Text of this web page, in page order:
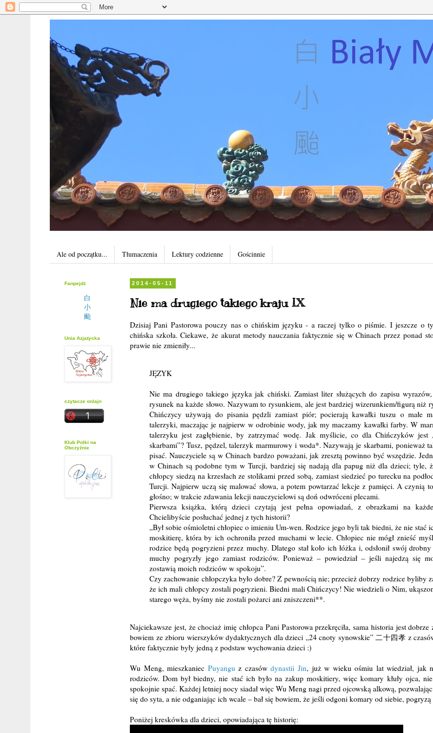
Ale od początku... Tłumaczenia Lektury codzienne Gościnnie
2014-05-11
Nie ma drugiego takiego kraju IX
Dzisiaj Pani Pastorowa pouczy nas o chińskim języku - a raczej tylko o piśmie. I jeszcze o
chińska szkoła. Ciekawe, że akurat metody nauczania faktycznie się w Chinach przez ponad
prawie nie zmieniły...
JĘZYK
Nie ma drugiego takiego języka jak chiński. Zamiast liter służących do zapisu
rysunek na każde słowo. Nazywam to rysunkiem, ale jest bardziej wizerunkiem/figurą niż
Chińczycy używają do pisania pędzli zamiast piór; pocierają kawałki tuszu o małe
talerzyki, maczając je najpierw w odrobinie wody, jak my maczamy kawałki farby. W
talerzyku jest zagłębienie, by zatrzymać wodę. Jak myślicie, co dla Chińczyków jest
skarbami”? Tusz, pędzel, talerzyk marmurowy i woda*. Nazywają je skarbami, ponieważ
pisać. Nauczyciele są w Chinach bardzo poważani, jak zresztą powinno być wszędzie.
w Chinach są podobne tym w Turcji, bardziej się nadają dla papug niż dla dzieci; tyle,
chłopcy siedzą na krzesłach ze stolikami przed sobą, zamiast siedzieć po turecku na
Turcji. Najpierw uczą się malować słowa, a potem powtarzać lekcje z pamięci. A czynią
głośno; w trakcie zdawania lekcji nauczycielowi są doń odwróceni plecami.
Pierwsza książka, którą dzieci czytają jest pełna opowiadań, z obrazkami na
Chcielibyście posłuchać jednej z tych historii?
„Był sobie ośmioletni chłopiec o imieniu Um-wen. Rodzice jego byli tak biedni, że nie stać
moskitierę, która by ich ochroniła przed muchami w lecie. Chłopiec nie mógł znieść
rodzice będą pogryzieni przez muchy. Dlatego stał koło ich łóżka i, odsłonił swój
muchy pogryzły jego zamiast rodziców. Ponieważ – powiedział – jeśli najedzą się
zostawią moich rodziców w spokoju”.
Czy zachowanie chłopczyka było dobre? Z pewnością nie; przecież dobrzy rodzice byliby
że ich mali chłopcy zostali pogryzieni. Biedni mali Chińczycy! Nie wiedzieli o Nim,
starego węża, byśmy nie zostali pożarci ani zniszczeni**.
Najciekawsze jest, że chociaż imię chłopca Pani Pastorowa przekręciła, sama historia jest
bowiem ze zbioru wierszyków dydaktycznych dla dzieci „24 cnoty synowskie” 二十四孝 z
które faktycznie były jedną z podstaw wychowania dzieci :)
Wu Meng, mieszkaniec Puyangu z czasówdynastii Jin, już w wieku ośmiu lat wiedział, jak
rodziców. Dom był biedny, nie stać ich było na zakup moskitiery, więc komary kłuły ojca,
spokojnie spać. Każdej letniej nocy siadał więc Wu Meng nagi przed ojcowską alkową,
się do syta, a nie odganiając ich wcale – bał się bowiem, że jeśli odgoni komary od siebie, pogryzą
Poniżej kreskówka dla dzieci, opowiadająca tę historię:
Fanpejdż
白
小
颱
Unia Azjatycka
czytacze onlajn
Klub Polki na
Obczyźnie